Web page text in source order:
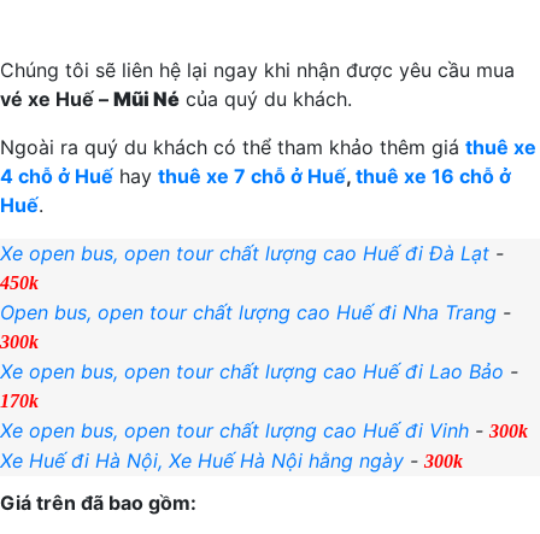
Chúng tôi sẽ liên hệ lại ngay khi nhận được yêu cầu mua
vé xe Huế – Mũi Né của quý du khách.
Ngoài ra quý du khách có thể tham khảo thêm giá thuê xe
4 chỗ ở Huế hay thuê xe 7 chỗ ở Huế, thuê xe 16 chỗ ở
Huế.
Xe open bus, open tour chất lượng cao Huế đi Đà Lạt -
450k
Open bus, open tour chất lượng cao Huế đi Nha Trang -
300k
Xe open bus, open tour chất lượng cao Huế đi Lao Bảo -
170k
Xe open bus, open tour chất lượng cao Huế đi Vinh - 300k
Xe Huế đi Hà Nội, Xe Huế Hà Nội hằng ngày - 300k
Giá trên đã bao gồm: